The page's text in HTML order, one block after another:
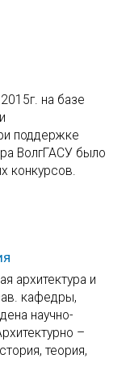
на базе
поддержке
ВолгГАСУ было
конкурсов.
архитектура и
кафедры,
научно-
–
теория,